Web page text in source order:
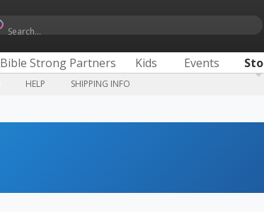
Search...
Bible Strong Partners Kids Events
HELP SHIPPING INFO